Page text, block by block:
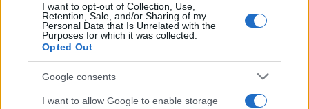
I want to opt-out of Collection, Use,
Retention, Sale, and/or Sharing of my
Personal Data that Is Unrelated with the
Purposes for which it was collected.
Opted Out
Google consents
I want to allow Google to enable storage